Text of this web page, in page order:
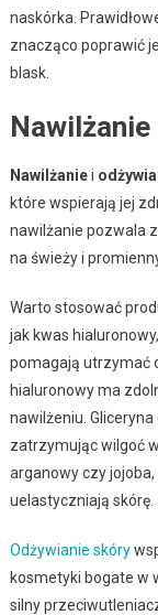
naskórka.
znacząco poprawić
blask.
Nawilżaniei
które wspierają jej
nawilżanie pozwala
na świeży i
Warto stosować
jak kwas
pomagają utrzymać
hialuronowy ma
nawilżeniu.
zatrzymując wilgoć
arganowy czy
uelastyczniają skórę.
Odżywianie skóry
kosmetyki bogate w
silny